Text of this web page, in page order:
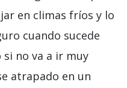
en climas fríos y lo
cuando sucede
si no va a ir muy
atrapado en un